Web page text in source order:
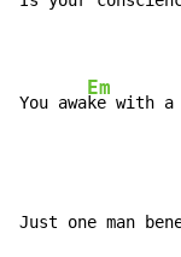
You awa
Em
ke with
Just one man